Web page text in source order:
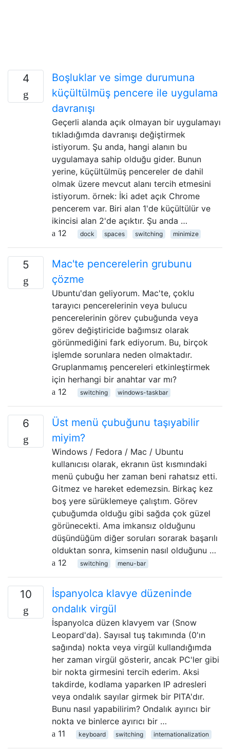
4
Boşluklar ve simge durumuna
küçültülmüş pencere ile uygulama
davranışı
Geçerli alanda açık olmayan bir uygulamayı
tıkladığımda davranışı değiştirmek
istiyorum. Şu anda, hangi alanın bu
uygulamaya sahip olduğu gider. Bunun
yerine, küçültülmüş pencereler de dahil
olmak üzere mevcut alanı tercih etmesini
istiyorum. örnek: İki adet açık Chrome
pencerem var. Biri alan 1'de küçültülür ve
ikincisi alan 2'de açıktır. Şu anda …
12
dock spaces switching minimize
5
Mac'te pencerelerin grubunu
çözme
Ubuntu'dan geliyorum. Mac'te, çoklu
tarayıcı pencerelerinin veya bulucu
pencerelerinin görev çubuğunda veya
görev değiştiricide bağımsız olarak
görünmediğini fark ediyorum. Bu, birçok
işlemde sorunlara neden olmaktadır.
Gruplanmamış pencereleri etkinleştirmek
için herhangi bir anahtar var mı?
12
switching windows-taskbar
6
Üst menü çubuğunu taşıyabilir
miyim?
Windows / Fedora / Mac / Ubuntu
kullanıcısı olarak, ekranın üst kısmındaki
menü çubuğu her zaman beni rahatsız etti.
Gitmez ve hareket edemezsin. Birkaç kez
boş yere sürüklemeye çalıştım. Görev
çubuğumda olduğu gibi sağda çok güzel
görünecekti. Ama imkansız olduğunu
düşündüğüm diğer soruları sorarak başarılı
olduktan sonra, kimsenin nasıl olduğunu …
12
switching menu-bar
10
İspanyolca klavye düzeninde
ondalık virgül
İspanyolca düzen klavyem var (Snow
Leopard'da). Sayısal tuş takımında (0'ın
sağında) nokta veya virgül kullandığımda
her zaman virgül gösterir, ancak PC'ler gibi
bir nokta girmesini tercih ederim. Aksi
takdirde, kodlama yaparken IP adresleri
veya ondalık sayılar girmek bir PITA'dır.
Bunu nasıl yapabilirim? Ondalık ayırıcı bir
nokta ve binlerce ayırıcı bir …
11
keyboard switching internationalization